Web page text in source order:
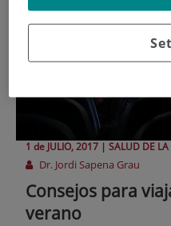
1 de JULIO, 2017 | SALUD DE
Dr. Jordi Sapena Grau
Consejos para
verano